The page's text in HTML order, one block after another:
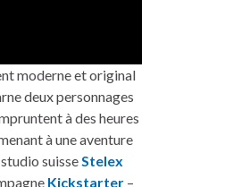
moderne et original
deux personnages
à des heures
à une aventure
suisse Stelex
Kickstarter–